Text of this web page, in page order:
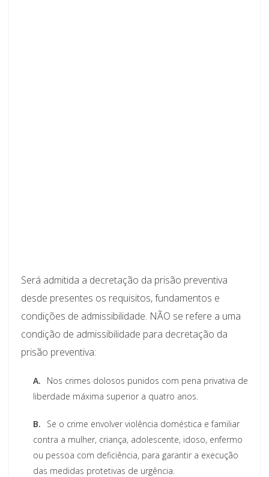
Será admitida a decretação da prisão preventiva
desde presentes os requisitos, fundamentos e
condições de admissibilidade. NÃO se refere a uma
condição de admissibilidade para decretação da
prisão preventiva:
A.
Nos crimes dolosos punidos com pena privativa de
liberdade máxima superior a quatro anos.
B.
Se o crime envolver violência doméstica e familiar
contra a mulher, criança, adolescente, idoso, enfermo
ou pessoa com deficiência, para garantir a execução
das medidas protetivas de urgência.